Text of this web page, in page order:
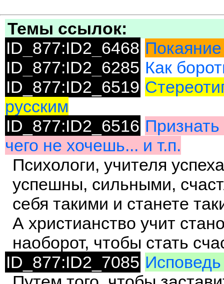
Темы ссылок:
ID_877:ID2_6468 Покаяние
ID_877:ID2_6285 Как
ID_877:ID2_6519
русским
ID_877:ID2_6516 Признать
чего не хочешь... и т.п.
Психологи, учителя
успешны, сильными,
себя такими и станете
А христианство учит
наоборот, чтобы стать
ID_877:ID2_7085 Исповедь